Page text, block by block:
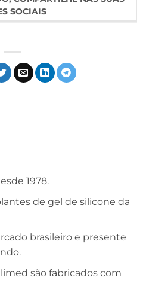
SOCIAIS
1978.
de gel de silicone da
brasileiro e presente
são fabricados com